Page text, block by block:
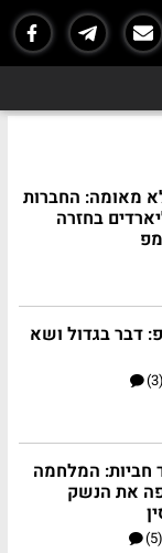
מאומה: החברות
בחזרה
דבר בגדול ושא
(3)
חביות: המלחמה
את הנשק
(5)